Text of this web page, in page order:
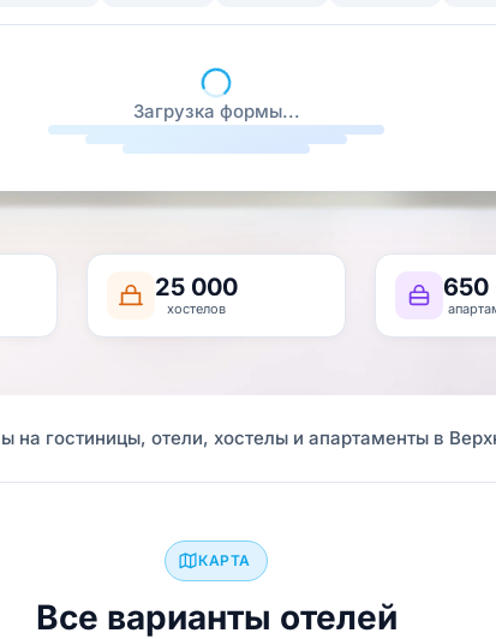
Загрузка формы...
25 000
хостелов
650
на гостиницы, отели, хостелы и апартаменты в
КАРТА
Все варианты отелей